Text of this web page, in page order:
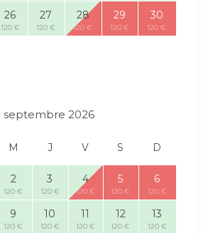
26
120 €
27
120 €
28
120 €
29
120 €
30
120 €
septembre 2026
M J V S D
2
120 €
3
120 €
4
120 €
5
120 €
6
120 €
9
120 €
10
120 €
11
120 €
12
120 €
13
120 €